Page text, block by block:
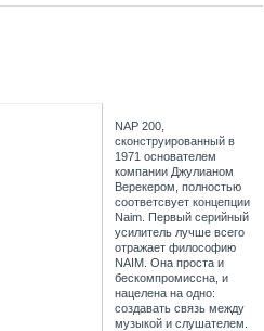
NAP 200,
сконструированный в
1971 основателем
компании Джулианом
Верекером, полностью
соответсвует концепции
Naim. Первый серийный
усилитель лучше всего
отражает философию
NAIM. Она проста и
бескомпромиссна, и
нацелена на одно:
создавать связь между
музыкой и слушателем.